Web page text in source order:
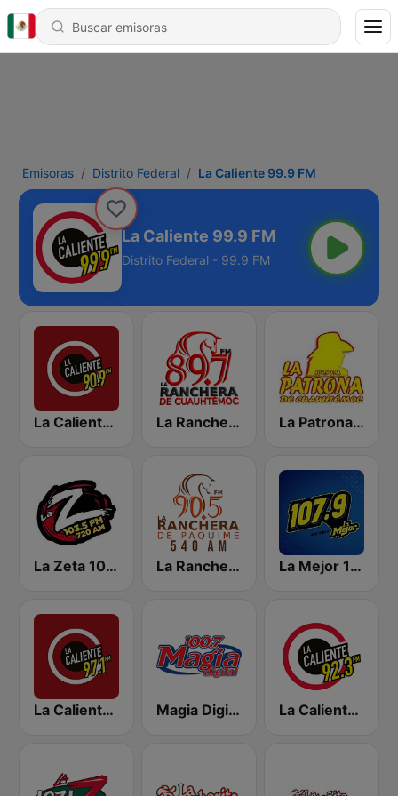
Emisoras Distrito Federal La Caliente 99.9 FM
La Caliente 99.9 FM
Distrito Federal - 99.9 FM
La Caliente 90.9 FM | Chihuahua La Ranchera de Cuauhtémoc 89.7 FM La Patrona de Cuauhtemoc
La Zeta 103.5 FM La Ranchera de Paquimé 90.5 FM La Mejor 107.9 FM
La Caliente FM 97.1 | Nuevo Laredo Magia Digital 100.7 FM La Caliente 92.3 FM | Torreón